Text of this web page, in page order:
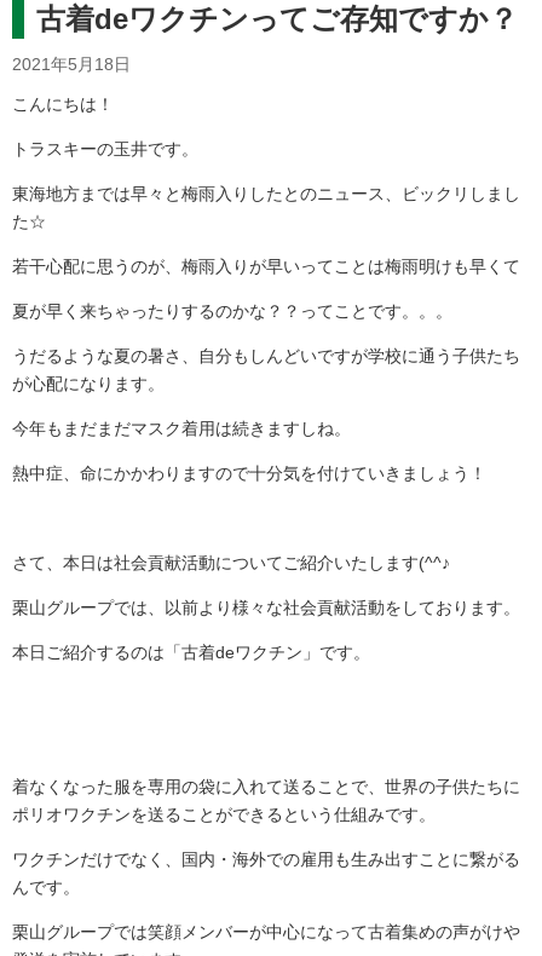
古着deワクチンってご存知ですか？
2021年5月18日
こんにちは！
トラスキーの玉井です。
東海地方までは早々と梅雨入りしたとのニュース、ビックリしまし
た☆
若干心配に思うのが、梅雨入りが早いってことは梅雨明けも早くて
夏が早く来ちゃったりするのかな？？ってことです。。。
うだるような夏の暑さ、自分もしんどいですが学校に通う子供たち
が心配になります。
今年もまだまだマスク着用は続きますしね。
熱中症、命にかかわりますので十分気を付けていきましょう！
さて、本日は社会貢献活動についてご紹介いたします(^^♪
栗山グループでは、以前より様々な社会貢献活動をしております。
本日ご紹介するのは「古着deワクチン」です。
着なくなった服を専用の袋に入れて送ることで、世界の子供たちに
ポリオワクチンを送ることができるという仕組みです。
ワクチンだけでなく、国内・海外での雇用も生み出すことに繋がる
んです。
栗山グループでは笑顔メンバーが中心になって古着集めの声がけや